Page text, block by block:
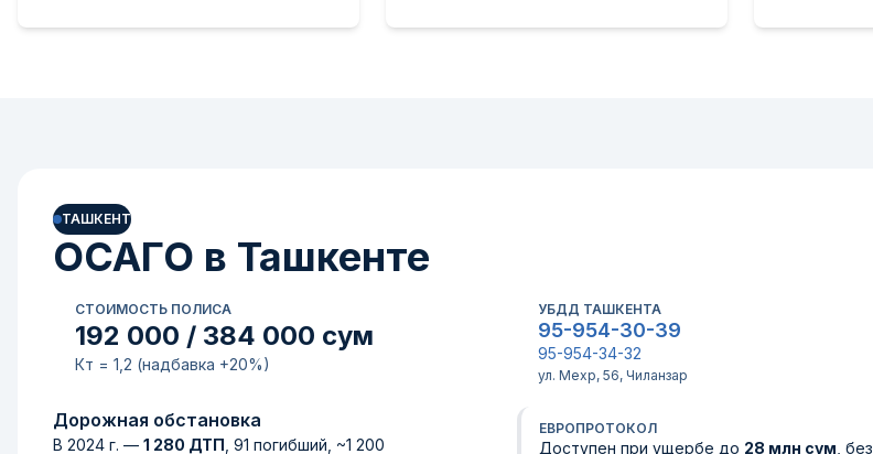
ТАШКЕНТ
ОСАГО в Ташкенте
СТОИМОСТЬ ПОЛИСА
192 000 / 384 000 сум
Кт = 1,2 (надбавка +20%)
УБДД ТАШКЕНТА
95-954-30-39
95-954-34-32
ул. Мехр, 56, Чиланзар
Дорожная обстановка
В 2024 г. — 1 280 ДТП , 91 погибший, ~1 200
ЕВРОПРОТОКОЛ
Доступен при ущербе до 28 млн сум , без